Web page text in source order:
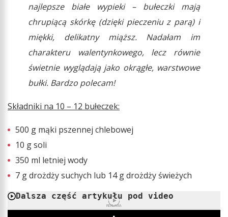
najlepsze białe wypieki – bułeczki mają
chrupiącą skórkę (dzięki pieczeniu z parą) i
miękki, delikatny miąższ. Nadałam im
charakteru walentynkowego, lecz równie
świetnie wyglądają jako okrągłe, warstwowe
bułki. Bardzo polecam!
Składniki na 10 – 12 bułeczek:
500 g mąki pszennej chlebowej
10 g soli
350 ml letniej wody
7 g drożdży suchych lub 14 g drożdży świeżych
Dalsza część artykułu pod video
REKLAMA